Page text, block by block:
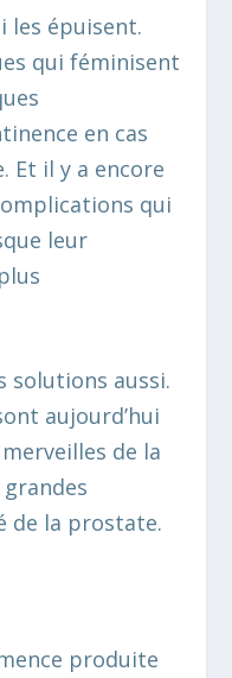
les épuisent.
qui féminisent
en cas
Et il y a encore
qui
leur
solutions aussi.
aujourd’hui
de la
de la prostate.
produite